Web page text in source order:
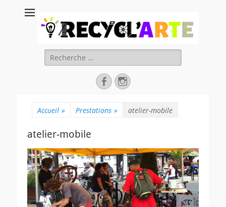
Recycl'Arte, faire
soi-même et
réduire les
déchets
Rechercher :
FacebookInstagram
Accueil » Prestations » atelier-mobile
atelier-mobile